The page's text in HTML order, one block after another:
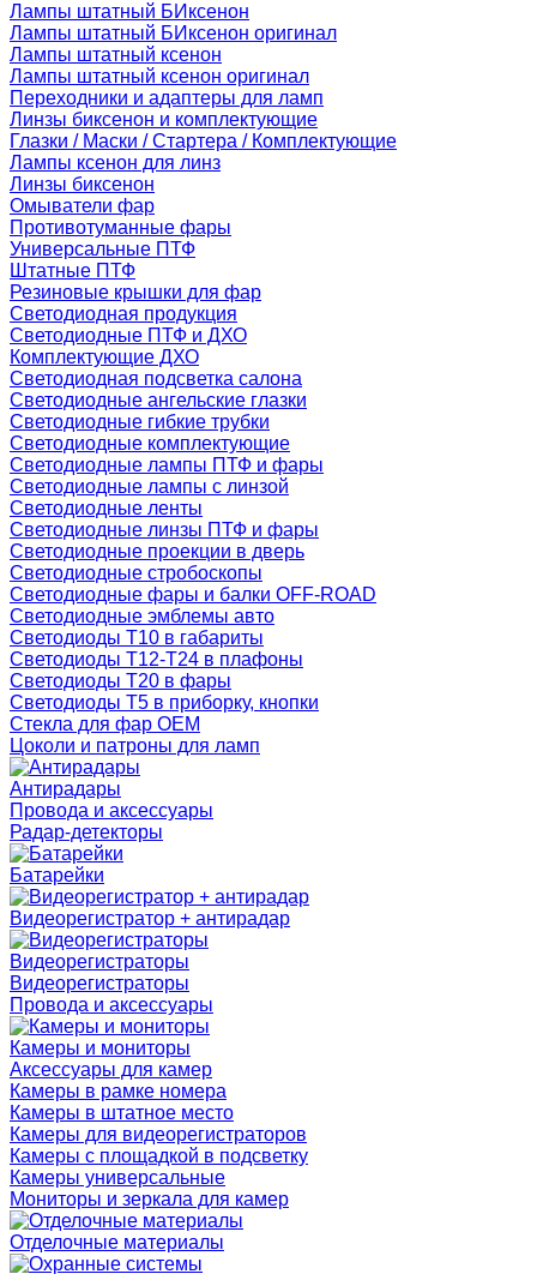
Лампы штатный БИксенон
Лампы штатный БИксенон оригинал
Лампы штатный ксенон
Лампы штатный ксенон оригинал
Переходники и адаптеры для ламп
Линзы биксенон и комплектующие
Глазки / Маски / Стартера / Комплектующие
Лампы ксенон для линз
Линзы биксенон
Омыватели фар
Противотуманные фары
Универсальные ПТФ
Штатные ПТФ
Резиновые крышки для фар
Светодиодная продукция
Светодиодные ПТФ и ДХО
Комплектующие ДХО
Светодиодная подсветка салона
Светодиодные ангельские глазки
Светодиодные гибкие трубки
Светодиодные комплектующие
Светодиодные лампы ПТФ и фары
Светодиодные лампы с линзой
Светодиодные ленты
Светодиодные линзы ПТФ и фары
Светодиодные проекции в дверь
Светодиодные стробоскопы
Светодиодные фары и балки OFF-ROAD
Светодиодные эмблемы авто
Светодиоды T10 в габариты
Светодиоды T12-T24 в плафоны
Светодиоды T20 в фары
Светодиоды T5 в приборку, кнопки
Стекла для фар OEM
Цоколи и патроны для ламп
Антирадары
Провода и аксессуары
Радар-детекторы
Батарейки
Видеорегистратор + антирадар
Видеорегистраторы
Видеорегистраторы
Провода и аксессуары
Камеры и мониторы
Аксессуары для камер
Камеры в рамке номера
Камеры в штатное место
Камеры для видеорегистраторов
Камеры с площадкой в подсветку
Камеры универсальные
Мониторы и зеркала для камер
Отделочные материалы